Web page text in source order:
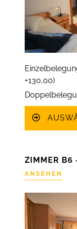
+130,00)
ZIMMER B6
ANSEHEN